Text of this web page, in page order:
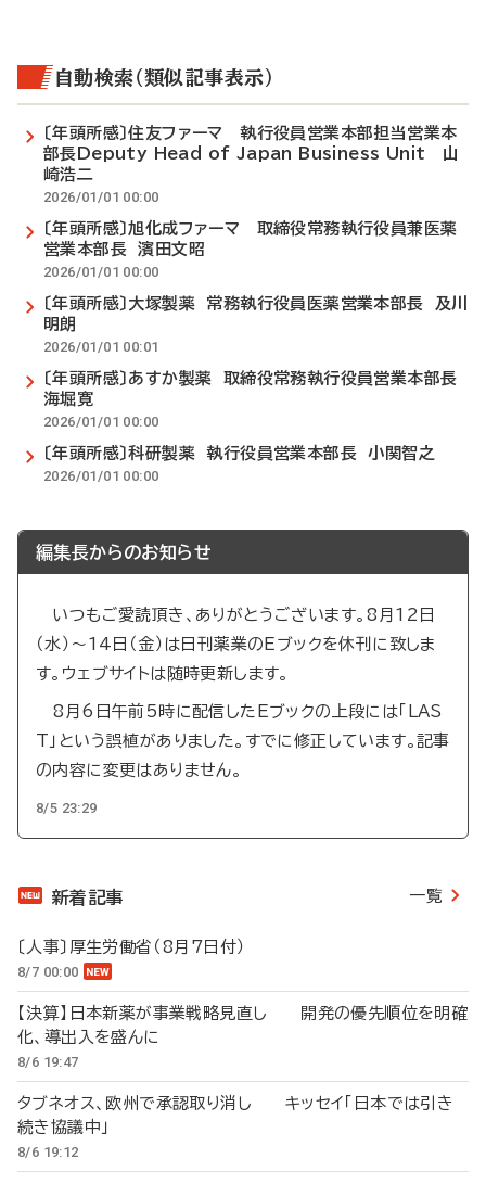
自動検索（類似記事表示）
〔年頭所感〕住友ファーマ 執行役員営業本部担当営業本
部長Deputy Head of Japan Business Unit 山
崎浩二
2026/01/01 00:00
〔年頭所感〕旭化成ファーマ 取締役常務執行役員兼医薬
営業本部長 濱田文昭
2026/01/01 00:00
〔年頭所感〕大塚製薬 常務執行役員医薬営業本部長 及川
明朗
2026/01/01 00:01
〔年頭所感〕あすか製薬 取締役常務執行役員営業本部長
海堀寛
2026/01/01 00:00
〔年頭所感〕科研製薬 執行役員営業本部長 小関智之
2026/01/01 00:00
編集長からのお知らせ
いつもご愛読頂き、ありがとうございます。8月12日
（水）～14日（金）は日刊薬業のEブックを休刊に致しま
す。ウェブサイトは随時更新します。
8月6日午前5時に配信したEブックの上段には「LAS
T」という誤植がありました。すでに修正しています。記事
の内容に変更はありません。
8/5 23:29
新着記事 一覧
〔人事〕厚生労働省（8月7日付）
8/7 00:00
【決算】日本新薬が事業戦略見直し 開発の優先順位を明確
化、導出入を盛んに
8/6 19:47
タブネオス、欧州で承認取り消し キッセイ「日本では引き
続き協議中」
8/6 19:12